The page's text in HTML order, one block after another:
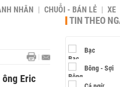
NHÂN CHUỖI - BÁN LẺ XE
Eric
TIN THEO
Bạc
Bông - Sợi